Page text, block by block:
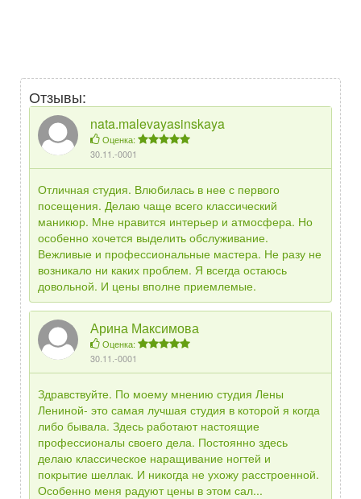
Отзывы:
nata.malevayasinskaya
Оценка:
30.11.-0001
Отличная студия. Влюбилась в нее с первого
посещения. Делаю чаще всего классический
маникюр. Мне нравится интерьер и атмосфера. Но
особенно хочется выделить обслуживание.
Вежливые и профессиональные мастера. Не разу не
возникало ни каких проблем. Я всегда остаюсь
довольной. И цены вполне приемлемые.
Арина Максимова
Оценка:
30.11.-0001
Здравствуйте. По моему мнению студия Лены
Лениной- это самая лучшая студия в которой я когда
либо бывала. Здесь работают настоящие
профессионалы своего дела. Постоянно здесь
делаю классическое наращивание ногтей и
покрытие шеллак. И никогда не ухожу расстроенной.
Особенно меня радуют цены в этом сал...